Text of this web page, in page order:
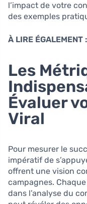
l’impact de votre
des exemples
À LIRE ÉGALEMENT :
Les
Évaluer
Viral
Pour mesurer le
impératif de
offrent une vision
campagnes.
dans l’analyse du